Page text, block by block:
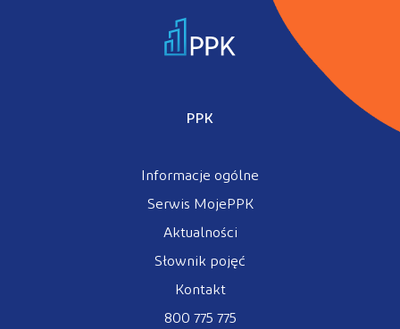
PPK
Informacje ogólne
Serwis MojePPK
Aktualności
Słownik pojęć
Kontakt
800 775 775